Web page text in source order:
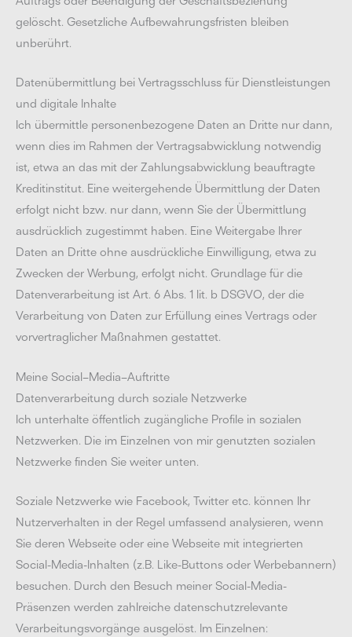
gelöscht. Gesetzliche Aufbewahrungsfristen bleiben
unberührt.
Datenübermittlung bei Vertragsschluss für Dienstleistungen
und digitale Inhalte
Ich übermittle personenbezogene Daten an Dritte nur dann,
wenn dies im Rahmen der Vertragsabwicklung notwendig
ist, etwa an das mit der Zahlungsabwicklung beauftragte
Kreditinstitut. Eine weitergehende Übermittlung der Daten
erfolgt nicht bzw. nur dann, wenn Sie der Übermittlung
ausdrücklich zugestimmt haben. Eine Weitergabe Ihrer
Daten an Dritte ohne ausdrückliche Einwilligung, etwa zu
Zwecken der Werbung, erfolgt nicht. Grundlage für die
Datenverarbeitung ist Art. 6 Abs. 1 lit. b DSGVO, der die
Verarbeitung von Daten zur Erfüllung eines Vertrags oder
vorvertraglicher Maßnahmen gestattet.
Meine Social–Media–Auftritte
Datenverarbeitung durch soziale Netzwerke
Ich unterhalte öffentlich zugängliche Profile in sozialen
Netzwerken. Die im Einzelnen von mir genutzten sozialen
Netzwerke finden Sie weiter unten.
Soziale Netzwerke wie Facebook, Twitter etc. können Ihr
Nutzerverhalten in der Regel umfassend analysieren, wenn
Sie deren Webseite oder eine Webseite mit integrierten
Social-Media-Inhalten (z.B. Like-Buttons oder Werbebannern)
besuchen. Durch den Besuch meiner Social-Media-
Präsenzen werden zahlreiche datenschutzrelevante
Verarbeitungsvorgänge ausgelöst. Im Einzelnen: